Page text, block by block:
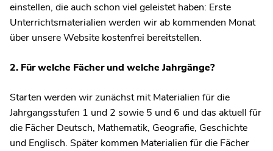
einstellen, die auch schon viel geleistet haben: Erste
Unterrichtsmaterialien werden wir ab kommenden Monat
über unsere Website kostenfrei bereitstellen.
2. Für welche Fächer und welche Jahrgänge?
Starten werden wir zunächst mit Materialien für die
Jahrgangsstufen 1 und 2 sowie 5 und 6 und das aktuell für
die Fächer Deutsch, Mathematik, Geografie, Geschichte
und Englisch. Später kommen Materialien für die Fächer